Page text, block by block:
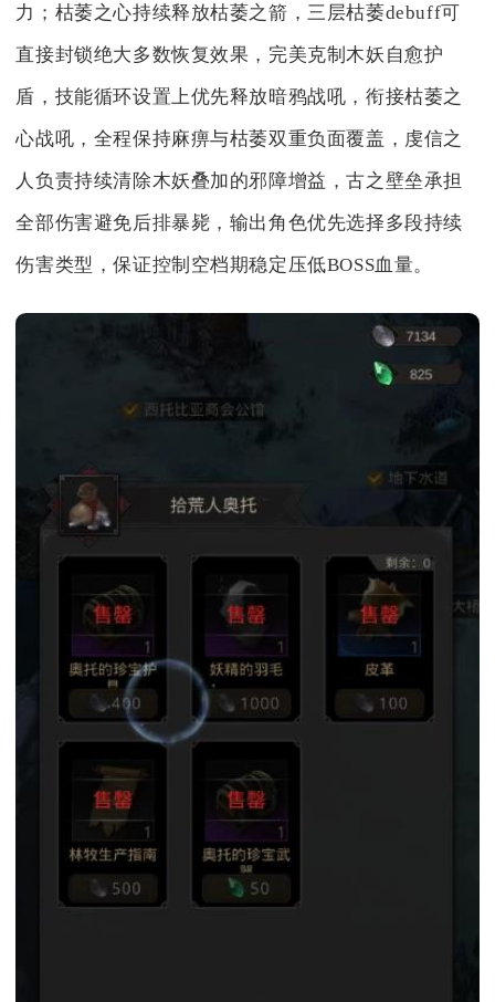
力；枯萎之心持续释放枯萎之箭，三层枯萎debuff可
直接封锁绝大多数恢复效果，完美克制木妖自愈护
盾，技能循环设置上优先释放暗鸦战吼，衔接枯萎之
心战吼，全程保持麻痹与枯萎双重负面覆盖，虔信之
人负责持续清除木妖叠加的邪障增益，古之壁垒承担
全部伤害避免后排暴毙，输出角色优先选择多段持续
伤害类型，保证控制空档期稳定压低BOSS血量。